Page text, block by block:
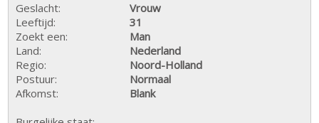
Geslacht:
Vrouw
Leeftijd:
31
Zoekt een:
Man
Land:
Nederland
Regio:
Noord-Holland
Postuur:
Normaal
Afkomst:
Blank